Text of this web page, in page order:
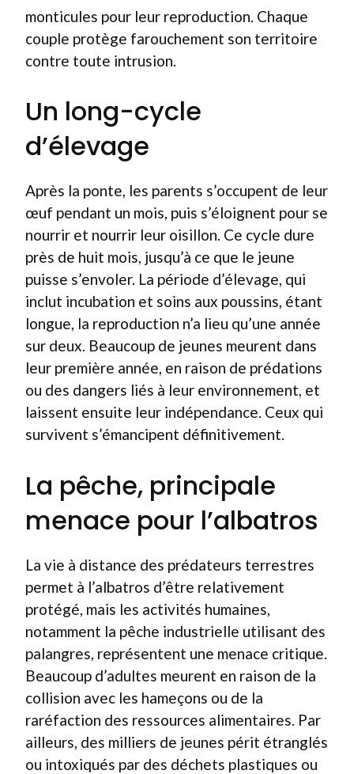
monticules pour leur reproduction. Chaque
couple protège farouchement son territoire
contre toute intrusion.
Un long-cycle
d’élevage
Après la ponte, les parents s’occupent de leur
œuf pendant un mois, puis s’éloignent pour se
nourrir et nourrir leur oisillon. Ce cycle dure
près de huit mois, jusqu’à ce que le jeune
puisse s’envoler. La période d’élevage, qui
inclut incubation et soins aux poussins, étant
longue, la reproduction n’a lieu qu’une année
sur deux. Beaucoup de jeunes meurent dans
leur première année, en raison de prédations
ou des dangers liés à leur environnement, et
laissent ensuite leur indépendance. Ceux qui
survivent s’émancipent définitivement.
La pêche, principale
menace pour l’albatros
La vie à distance des prédateurs terrestres
permet à l’albatros d’être relativement
protégé, mais les activités humaines,
notamment la pêche industrielle utilisant des
palangres, représentent une menace critique.
Beaucoup d’adultes meurent en raison de la
collision avec les hameçons ou de la
raréfaction des ressources alimentaires. Par
ailleurs, des milliers de jeunes périt étranglés
ou intoxiqués par des déchets plastiques ou